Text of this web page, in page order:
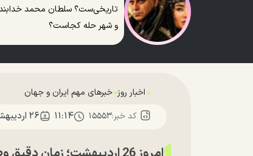
تاریخی‌ست؟ سلطان محمد
و شهر حله کجاست؟
اخبار روز خبرهای مهم ایران و جهان
کد خبر:۱۵۵۵۳ ۱۱:۱۴ ۲۶ ارديبهشت ۱۴۰۵